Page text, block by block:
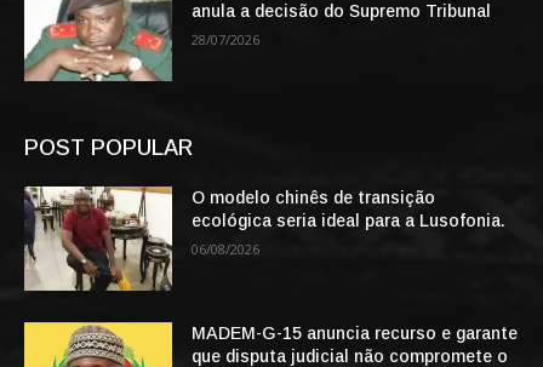
anula a decisão do Supremo Tribunal
28/07/2026
POST POPULAR
O modelo chinês de transição
ecológica seria ideal para a Lusofonia.
06/08/2026
MADEM-G-15 anuncia recurso e garante
que disputa judicial não compromete o